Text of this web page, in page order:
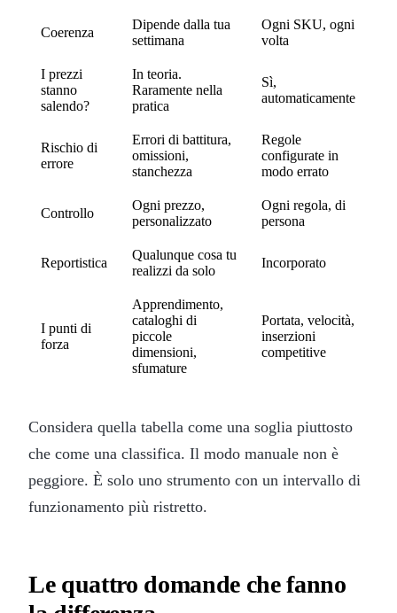
Coerenza
Dipende dalla tua
settimana
Ogni SKU, ogni
volta
I prezzi
stanno
salendo?
In teoria.
Raramente nella
pratica
Sì,
automaticamente
Rischio di
errore
Errori di battitura,
omissioni,
stanchezza
Regole
configurate in
modo errato
Controllo
Ogni prezzo,
personalizzato
Ogni regola, di
persona
Reportistica
Qualunque cosa tu
realizzi da solo
Incorporato
I punti di
forza
Apprendimento,
cataloghi di
piccole
dimensioni,
sfumature
Portata, velocità,
inserzioni
competitive
Considera quella tabella come una soglia piuttosto
che come una classifica. Il modo manuale non è
peggiore. È solo uno strumento con un intervallo di
funzionamento più ristretto.
Le quattro domande che fanno